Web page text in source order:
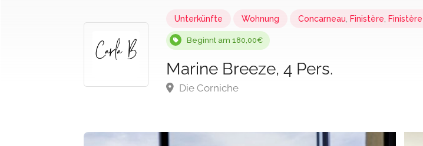
Unterkünfte Wohnung Concarneau Finistère
Beginnt am 180,00€
Marine Breeze, 4 Pers.
Die Corniche